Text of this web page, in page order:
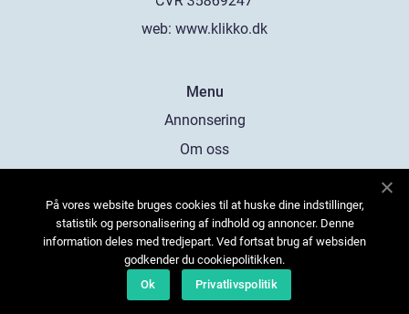
web: www.klikko.dk
Menu
Annonsering
Om oss
Kontakta oss
Sitemap
På vores website bruges cookies til at huske dine indstillinger,
statistik og personalisering af indhold og annoncer. Denne
information deles med tredjepart. Ved fortsat brug af websiden
godkender du cookiepolitikken.
Ok
Privatlivspolitik